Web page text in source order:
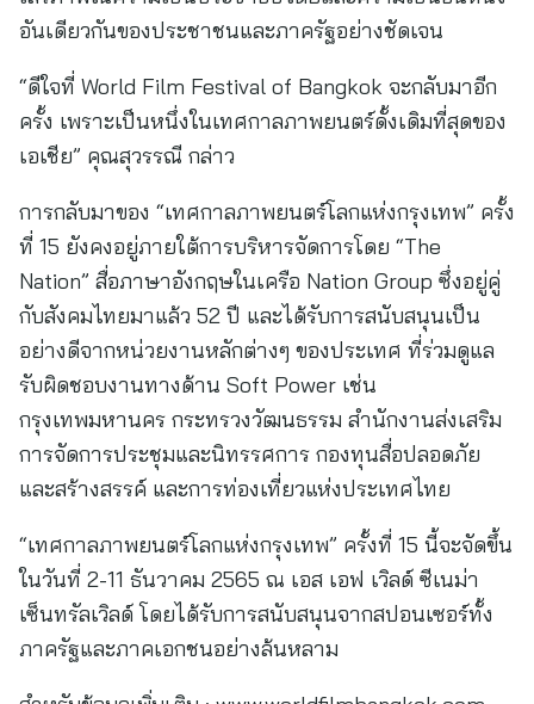
อันเดียวกันของประชาชนและภาครัฐอย่างชัดเจน
“ดีใจที่ World Film Festival of Bangkok จะกลับมาอีก
ครั้ง เพราะเป็นหนึ่งในเทศกาลภาพยนตร์ดั้งเดิมที่สุดของ
เอเชีย” คุณสุวรรณี กล่าว
การกลับมาของ “เทศกาลภาพยนตร์โลกแห่งกรุงเทพ” ครั้ง
ที่ 15 ยังคงอยู่ภายใต้การบริหารจัดการโดย “The
Nation” สื่อภาษาอังกฤษในเครือ Nation Group ซึ่งอยู่คู่
กับสังคมไทยมาแล้ว 52 ปี และได้รับการสนับสนุนเป็น
อย่างดีจากหน่วยงานหลักต่างๆ ของประเทศ ที่ร่วมดูแล
รับผิดชอบงานทางด้าน Soft Power เช่น
กรุงเทพมหานคร กระทรวงวัฒนธรรม สำนักงานส่งเสริม
การจัดการประชุมและนิทรรศการ กองทุนสื่อปลอดภัย
และสร้างสรรค์ และการท่องเที่ยวแห่งประเทศไทย
“เทศกาลภาพยนตร์โลกแห่งกรุงเทพ” ครั้งที่ 15 นี้จะจัดขึ้น
ในวันที่ 2-11 ธันวาคม 2565 ณ เอส เอฟ เวิลด์ ซีเนม่า
เซ็นทรัลเวิลด์ โดยได้รับการสนับสนุนจากสปอนเซอร์ทั้ง
ภาครัฐและภาคเอกชนอย่างล้นหลาม